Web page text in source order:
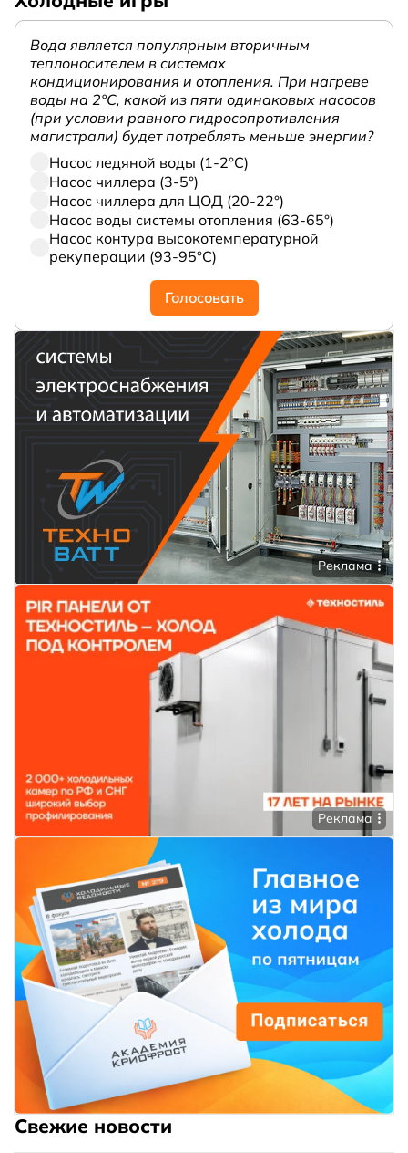
Вода является популярным вторичным
теплоносителем в системах
кондиционирования и отопления. При нагреве
воды на 2°С, какой из пяти одинаковых насосов
(при условии равного гидросопротивления
магистрали) будет потреблять меньше энергии?
Насос ледяной воды (1-2°С)
Насос чиллера (3-5°)
Насос чиллера для ЦОД (20-22°)
Насос воды системы отопления (63-65°)
Насос контура высокотемпературной
рекуперации (93-95°С)
Голосовать
Реклама
Реклама
Свежие новости